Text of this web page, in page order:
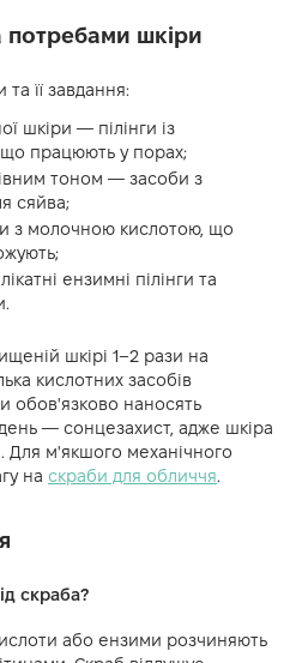
потребами шкіри
її завдання:
шкіри — пілінги із
працюють у порах;
тоном — засоби з
сяйва;
з молочною кислотою, що
ензимні пілінги та
шкірі 1–2 рази на
кислотних засобів
обов'язково наносять
— сонцезахист, адже шкіра
Для м'якшого механічного
на скраби для обличчя.
скраба?
або ензими розчиняють